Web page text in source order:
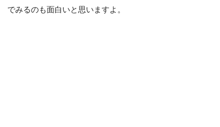
でみるのも面白いと思いますよ。